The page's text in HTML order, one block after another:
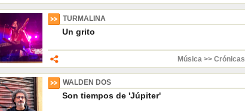
TURMALINA
Un grito
Música >> Crónicas
WALDEN DOS
Son tiempos de 'Júpiter'